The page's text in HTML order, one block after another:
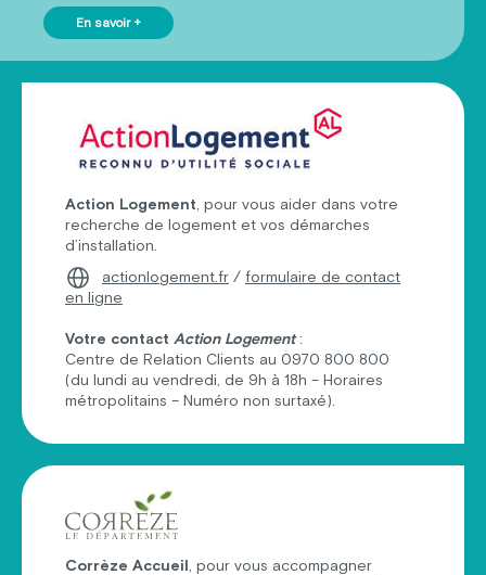
En savoir +
Action Logement , pour vous aider dans votre
recherche de logement et vos démarches
d’installation.
actionlogement.fr / formulaire de contact
en ligne
Votre contact Action Logement:
Centre de Relation Clients au 0970 800 800
(du lundi au vendredi, de 9h à 18h – Horaires
métropolitains – Numéro non surtaxé).
Corrèze Accueil , pour vous accompagner